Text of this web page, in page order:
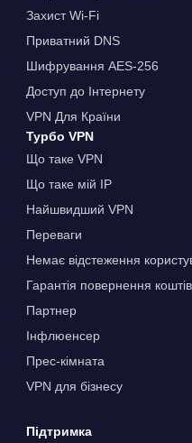
Захист Wi-Fi
Приватний DNS
Шифрування AES-256
Доступ до Інтернету
VPN Для Країни
Турбо VPN
Що таке VPN
Що таке мій IP
Найшвидший VPN
Переваги
Немає відстеження
Гарантія повернення коштів
Партнер
Інфлюенсер
Прес-кімната
VPN для бізнесу
Підтримка